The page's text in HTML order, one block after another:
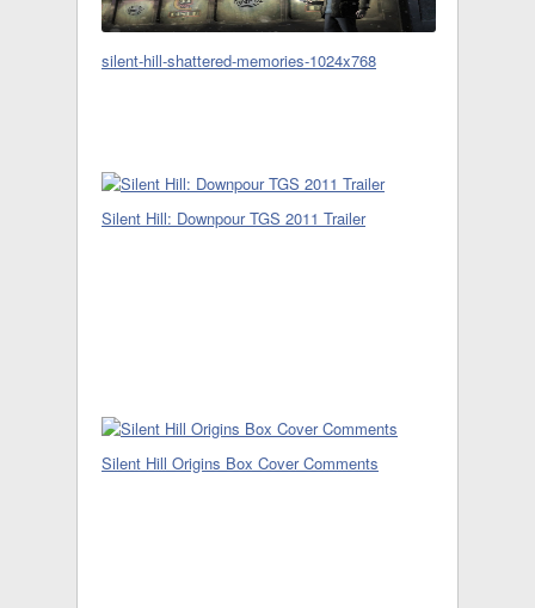
silent-hill-shattered-memories-1024x768
Silent Hill: Downpour TGS 2011 Trailer
Silent Hill Origins Box Cover Comments